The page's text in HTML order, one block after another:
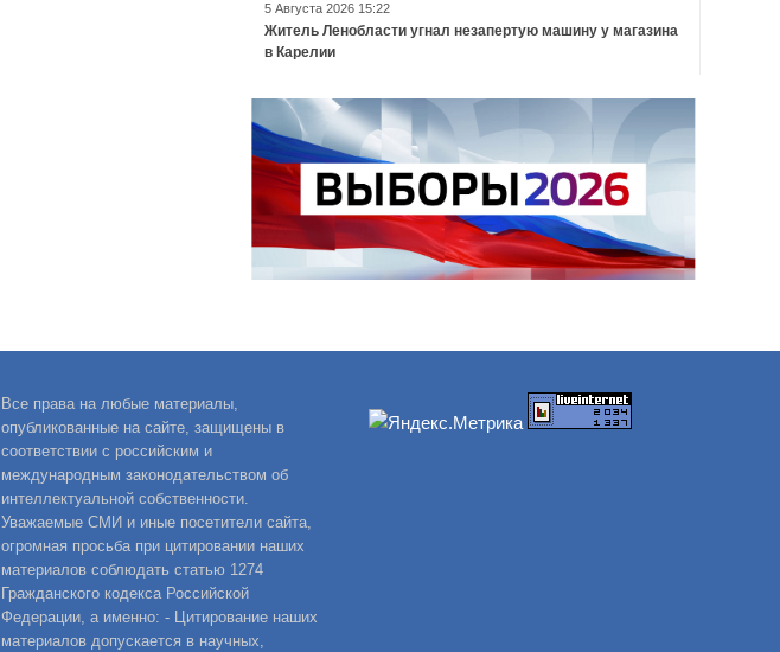
5 Августа 2026 15:22
Житель Ленобласти угнал незапертую машину у магазина
в Карелии
Все права на любые материалы,
опубликованные на сайте, защищены в
соответствии с российским и
международным законодательством об
интеллектуальной собственности.
Уважаемые СМИ и иные посетители сайта,
огромная просьба при цитировании наших
материалов соблюдать статью 1274
Гражданского кодекса Российской
Федерации, а именно: - Цитирование наших
материалов допускается в научных,